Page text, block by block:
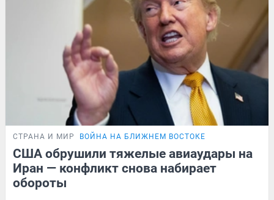
СТРАНА И МИР ВОЙНА НА БЛИЖНЕМ ВОСТОКЕ
США обрушили тяжелые авиаудары на
Иран — конфликт снова набирает
обороты